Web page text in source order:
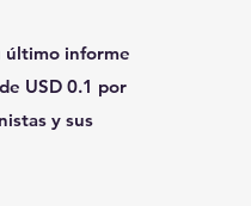
último informe
USD 0.1 por
y sus